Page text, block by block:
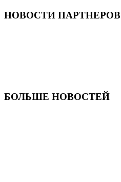
НОВОСТИ ПАРТНЕРОВ
БОЛЬШЕ НОВОСТЕЙ